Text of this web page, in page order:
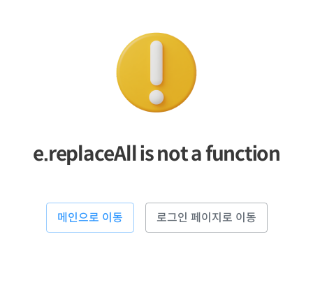
e.replaceAll is not a function
메인으로 이동 로그인 페이지로 이동